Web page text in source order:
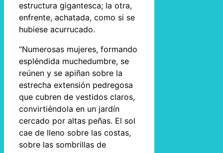
estructura gigantesca; la otra,
enfrente, achatada, como si se
hubiese acurrucado.
“Numerosas mujeres, formando
espléndida muchedumbre, se
reúnen y se apiñan sobre la
estrecha extensión pedregosa
que cubren de vestidos claros,
convirtiéndola en un jardín
cercado por altas peñas. El sol
cae de lleno sobre las costas,
sobre las sombrillas de